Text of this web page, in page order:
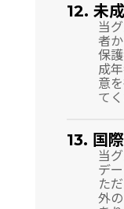
12. 未
当
者
保
成
意
てく
13. 国
当
デ
た
外